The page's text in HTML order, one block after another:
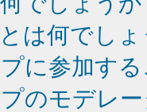
は何でし
に参加す
のモデレ